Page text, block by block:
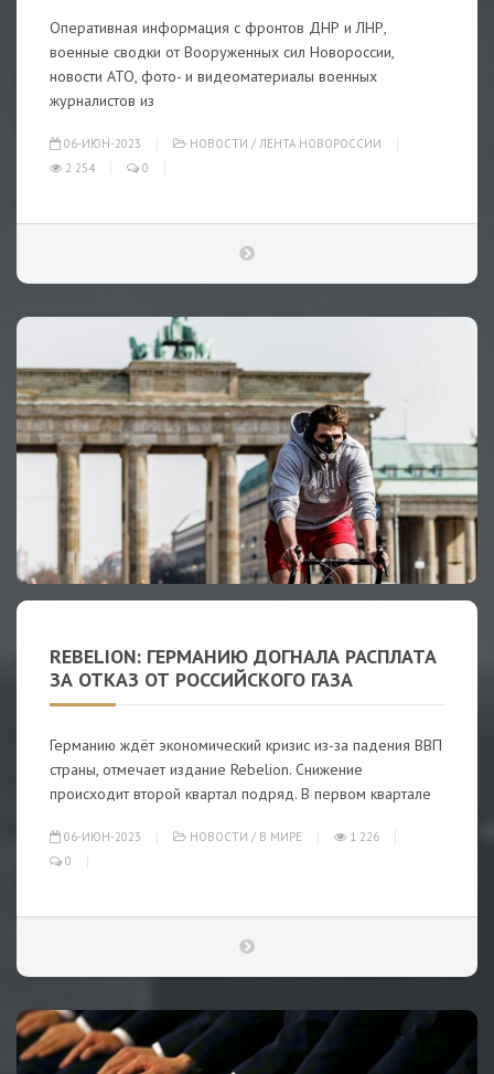
Оперативная информация с фронтов ДНР и ЛНР,
военные сводки от Вооруженных сил Новороссии,
новости АТО, фото- и видеоматериалы военных
журналистов из
06-ИЮН-2023 НОВОСТИ / ЛЕНТА НОВОРОССИИ
2 254
0
REBELION: ГЕРМАНИЮ ДОГНАЛА РАСПЛАТА
ЗА ОТКАЗ ОТ РОССИЙСКОГО ГАЗА
Германию ждёт экономический кризис из-за падения ВВП
страны, отмечает издание Rebelion. Снижение
происходит второй квартал подряд. В первом квартале
06-ИЮН-2023 НОВОСТИ / В МИРЕ
1 226
0